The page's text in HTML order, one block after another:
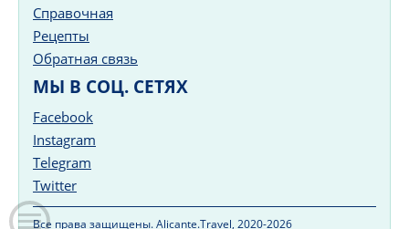
Справочная
Рецепты
Обратная связь
МЫ В СОЦ. СЕТЯХ
Facebook
Instagram
Telegram
Twitter
Все права защищены. Alicante.Travel, 2020-2026